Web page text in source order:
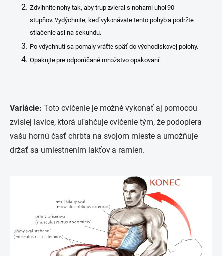
Zdvihnite nohy tak, aby trup zvieral s nohami uhol 90
stupňov. Vydýchnite, keď vykonávate tento pohyb a podržte
stlačenie asi na sekundu.
Po vdýchnutí sa pomaly vráťte späť do východiskovej polohy.
Opakujte pre odporúčané množstvo opakovaní.
Variácie: Toto cvičenie je možné vykonať aj pomocou
zvislej lavice, ktorá uľahčuje cvičenie tým, že podopiera
vašu hornú časť chrbta na svojom mieste a umožňuje
držať sa umiestnením lakťov a ramien.